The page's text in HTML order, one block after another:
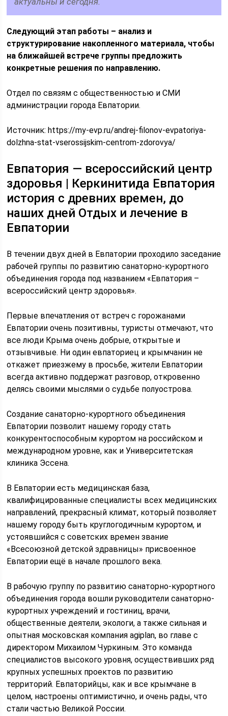
Следующий этап работы – анализ и
структурирование накопленного материала, чтобы
на ближайшей встрече группы предложить
конкретные решения по направлению.
Отдел по связям с общественностью и СМИ
администрации города Евпатории.
Источник:https://my-evp.ru/andrej-filonov-evpatoriya-
dolzhna-stat-vserossijskim-centrom-zdorovya/
Евпатория — всероссийский центр
здоровья | Керкинитида Евпатория
история с древних времен, до
наших дней Отдых и лечение в
Евпатории
В течении двух дней в Евпатории проходило заседание
рабочей группы по развитию санаторно-курортного
объединения города под названием «Евпатория –
всероссийский центр здоровья».
Первые впечатления от встреч с горожанами
Евпатории очень позитивны, туристы отмечают, что
все люди Крыма очень добрые, открытые и
отзывчивые. Ни один евпаториец и крымчанин не
откажет приезжему в просьбе, жители Евпатории
всегда активно поддержат разговор, откровенно
делясь своими мыслями о судьбе полуострова.
Создание санаторно-курортного объединения
Евпатории позволит нашему городу стать
конкурентоспособным курортом на российском и
международном уровне, как и Университетская
клиника Эссена.
В Евпатории есть медицинская база,
квалифицированные специалисты всех медицинских
направлений, прекрасный климат, который позволяет
нашему городу быть круглогодичным курортом, и
устоявшийся с советских времен звание
«Всесоюзной детской здравницы» присвоенное
Евпатории ещё в начале прошлого века.
В рабочую группу по развитию санаторно-курортного
объединения города вошли руководители санаторно-
курортных учреждений и гостиниц, врачи,
общественные деятели, экологи, а также сильная и
опытная московская компания agiplan, во главе с
директором Михаилом Чуркиным. Это команда
специалистов высокого уровня, осуществивших ряд
крупных успешных проектов по развитию
территорий. Евпаторийцы, как и все крымчане в
целом, настроены оптимистично, и очень рады, что
стали частью Великой России.